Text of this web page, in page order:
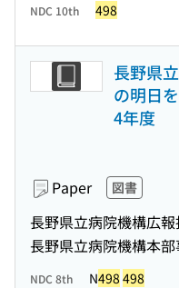
NDC 10th 498
長野県
の明日
4年度
Paper 図書
長野県立病院機構広
長野県立病院機構本
NDC 8th N498 498